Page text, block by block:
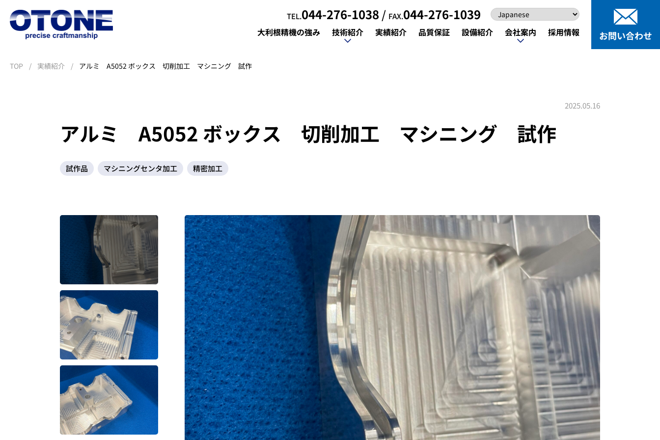
TEL.044-276-1038 / FAX.044-276-1039
大利根精機の強み
技術紹介
NC旋盤加工
マシニングセンタ加工
複合加工
精密加工
3D形状加工
3D形状加工
同時5軸加工
同時5軸加工
実績紹介
品質保証
設備紹介
会社案内
会社案内
製作の流れ
お知らせ
採用情報
お問い合わせ
お問い合わせ
TOP 実績紹介 アルミ A5052 ボックス 切削加工 マシニング 試作
2025.05.16
アルミ A5052 ボックス 切削加工 マシニング 試作
試作品 マシニングセンタ加工 精密加工